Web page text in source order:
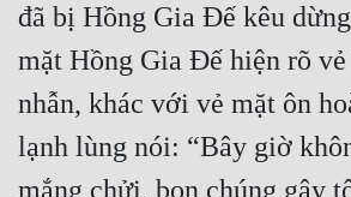
đã bị Hồng Gia Đế kêu
mặt Hồng Gia Đế hiện rõ
nhẫn, khác với vẻ mặt ôn
lạnh lùng nói: “Bây giờ
mắng chửi, bọn chúng gây